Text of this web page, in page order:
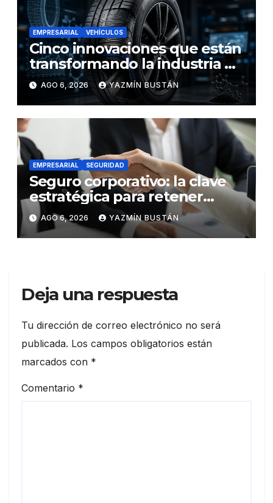
EMPRESARIAL VEHÍCULOS
Cinco innovaciones que están
transformando la industria de
los neumáticos y redefinen el
futuro de la movilidad
AGO 6, 2026 YAZMÍN BUSTÁN
EMPRESARIAL SEGURIDAD
Seguro corporativo: la clave
estratégica para retener
talento en Ecuador
AGO 6, 2026 YAZMÍN BUSTÁN
Deja una respuesta
Tu dirección de correo electrónico no será
publicada. Los campos obligatorios están
marcados con *
Comentario *